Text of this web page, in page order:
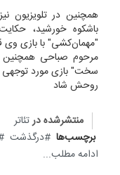
همچنین در تلویزیون
باشکوه خورشید،
"مهمان‌کشی" با بازی وی
مرحوم صباحی همچنین
سخت" بازی مورد
روحش شاد
منتشرشده درتئاتر
برچسب‌ها
درگذشت
ادامه مطلب...